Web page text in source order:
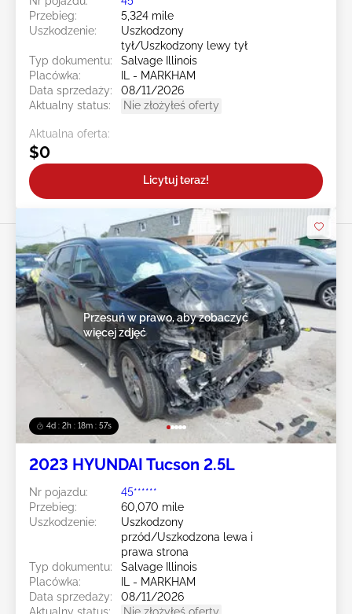
Przebieg:
5,324 mile
Uszkodzenie:
Uszkodzony
tył/Uszkodzony lewy tył
Typ dokumentu:
Salvage Illinois
Placówka:
IL - MARKHAM
Data sprzedaży:
08/11/2026
Aktualny status:
Nie złożyłeś oferty
Aktualna oferta:
$0
Licytuj teraz!
4d : 2h : 18m : 55s
Przesuń w prawo, aby zobaczyć
więcej zdjęć
2023 HYUNDAI Tucson 2.5L
Nr pojazdu:
45******
Przebieg:
60,070 mile
Uszkodzenie:
Uszkodzony
przód/Uszkodzona lewa i
prawa strona
Typ dokumentu:
Salvage Illinois
Placówka:
IL - MARKHAM
Data sprzedaży:
08/11/2026
Aktualny status:
Nie złożyłeś oferty